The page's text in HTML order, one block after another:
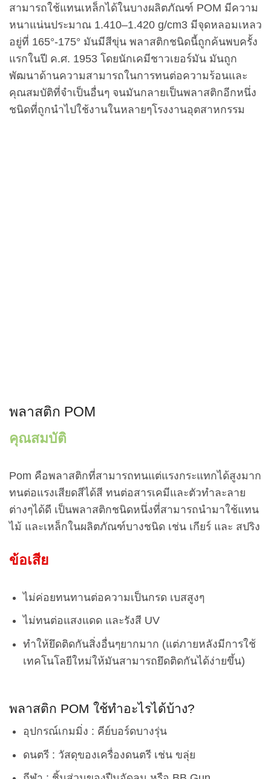
สามารถใช้แทนเหล็กได้ในบางผลิตภัณฑ์ POM มีความ
หนาแน่นประมาณ 1.410–1.420 g/cm3 มีจุดหลอมเหลว
อยู่ที่ 165°-175° มันมีสีขุ่น พลาสติกชนิดนี้ถูกค้นพบครั้ง
แรกในปี ค.ศ. 1953 โดยนักเคมีชาวเยอร์มัน มันถูก
พัฒนาด้านความสามารถในการทนต่อความร้อนและ
คุณสมบัติที่จำเป็นอื่นๆ จนมันกลายเป็นพลาสติกอีกหนึ่ง
ชนิดที่ถูกนำไปใช้งานในหลายๆโรงงานอุตสาหกรรม
พลาสติก POM
คุณสมบัติ
Pom คือพลาสติกที่สามารถทนแต่แรงกระแทกได้สูงมาก
ทนต่อแรงเสียดสีได้สี ทนต่อสารเคมีและตัวทำละลาย
ต่างๆได้ดี เป็นพลาสติกชนิดหนึ่งที่สามารถนำมาใช้แทน
ไม้ และเหล็กในผลิตภัณฑ์บางชนิด เช่น เกียร์ และ สปริง
ข้อเสีย
ไม่ค่อยทนทานต่อความเป็นกรด เบสสูงๆ
ไม่ทนต่อแสงแดด และรังสี UV
ทำให้ยึดติดกันสิ่งอื่นๆยากมาก (แต่ภายหลังมีการใช้
เทคโนโลยีใหม่ให้มันสามารถยึดติดกันได้ง่ายขึ้น)
พลาสติก POM ใช้ทำอะไรได้บ้าง?
อุปกรณ์เกมมิ่ง : คีย์บอร์ดบางรุ่น
ดนตรี : วัสดุของเครื่องดนตรี เช่น ขลุ่ย